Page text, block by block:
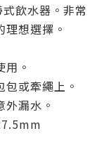
飲水器。非常
想選擇。
。
或牽繩上。
漏水。